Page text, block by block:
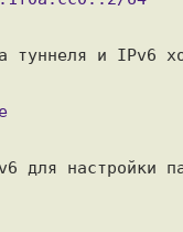
туннеля и IPv6
   ping6 -c4 www.ipv6.uni-muenster.de
настройки